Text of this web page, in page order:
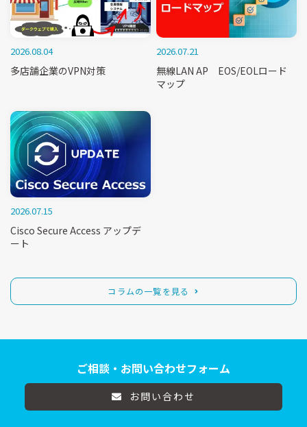
2026.08.04
多店舗企業のVPN対策
2026.07.21
無線LAN AP EOS/EOLロード
マップ
2026.07.15
Cisco Secure Access アップデ
ート
コラムの一覧を見る
ご相談・お問い合わせフォーム
お問い合わせ